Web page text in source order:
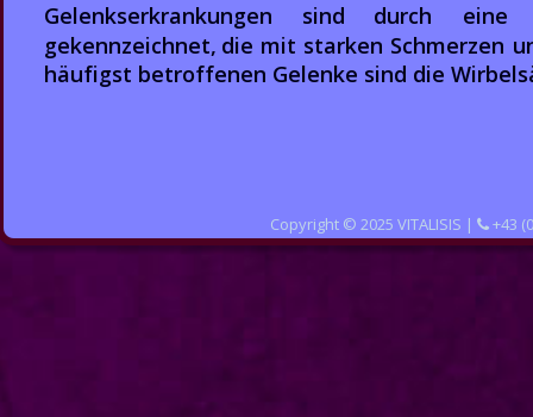
Copyright © 2025 VITALISIS |  +43
Gelenkserkrankungen sind durch
gekennzeichnet, die mit starken Schmerzen
häufigst betroffenen Gelenke sind die